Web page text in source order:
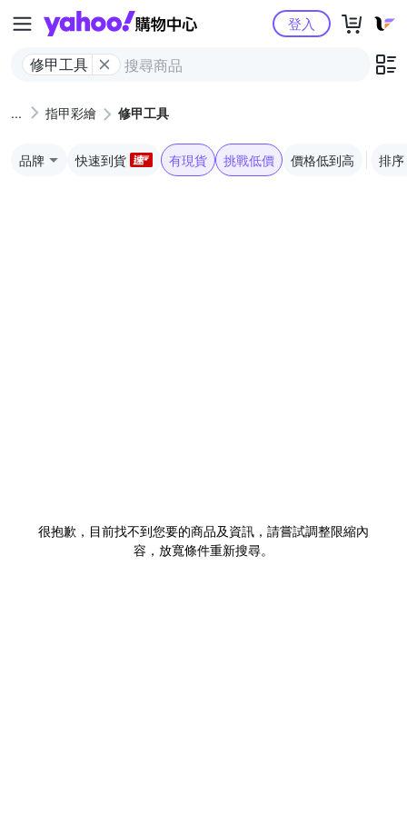
Yahoo購物中心
修甲工具
登入
指甲彩繪 修甲工具
品牌 快速到貨 有現貨 挑戰低價 價格低到高 排序
很抱歉，目前找不到您要的商品及資訊，請嘗試調整限縮內
容，放寬條件重新搜尋。